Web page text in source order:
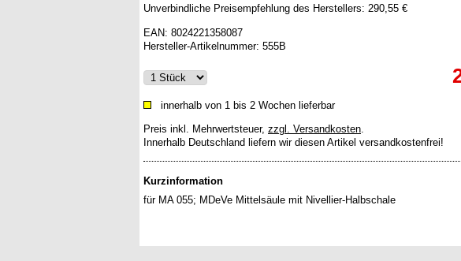
Unverbindliche Preisempfehlung des Herstellers: 290,55 €
EAN: 8024221358087
Hersteller-Artikelnummer: 555B
innerhalb von 1 bis 2 Wochen lieferbar
Preis inkl. Mehrwertsteuer, zzgl. Versandkosten
Innerhalb Deutschland liefern wir diesen Artikel versandkostenfrei!
Kurzinformation